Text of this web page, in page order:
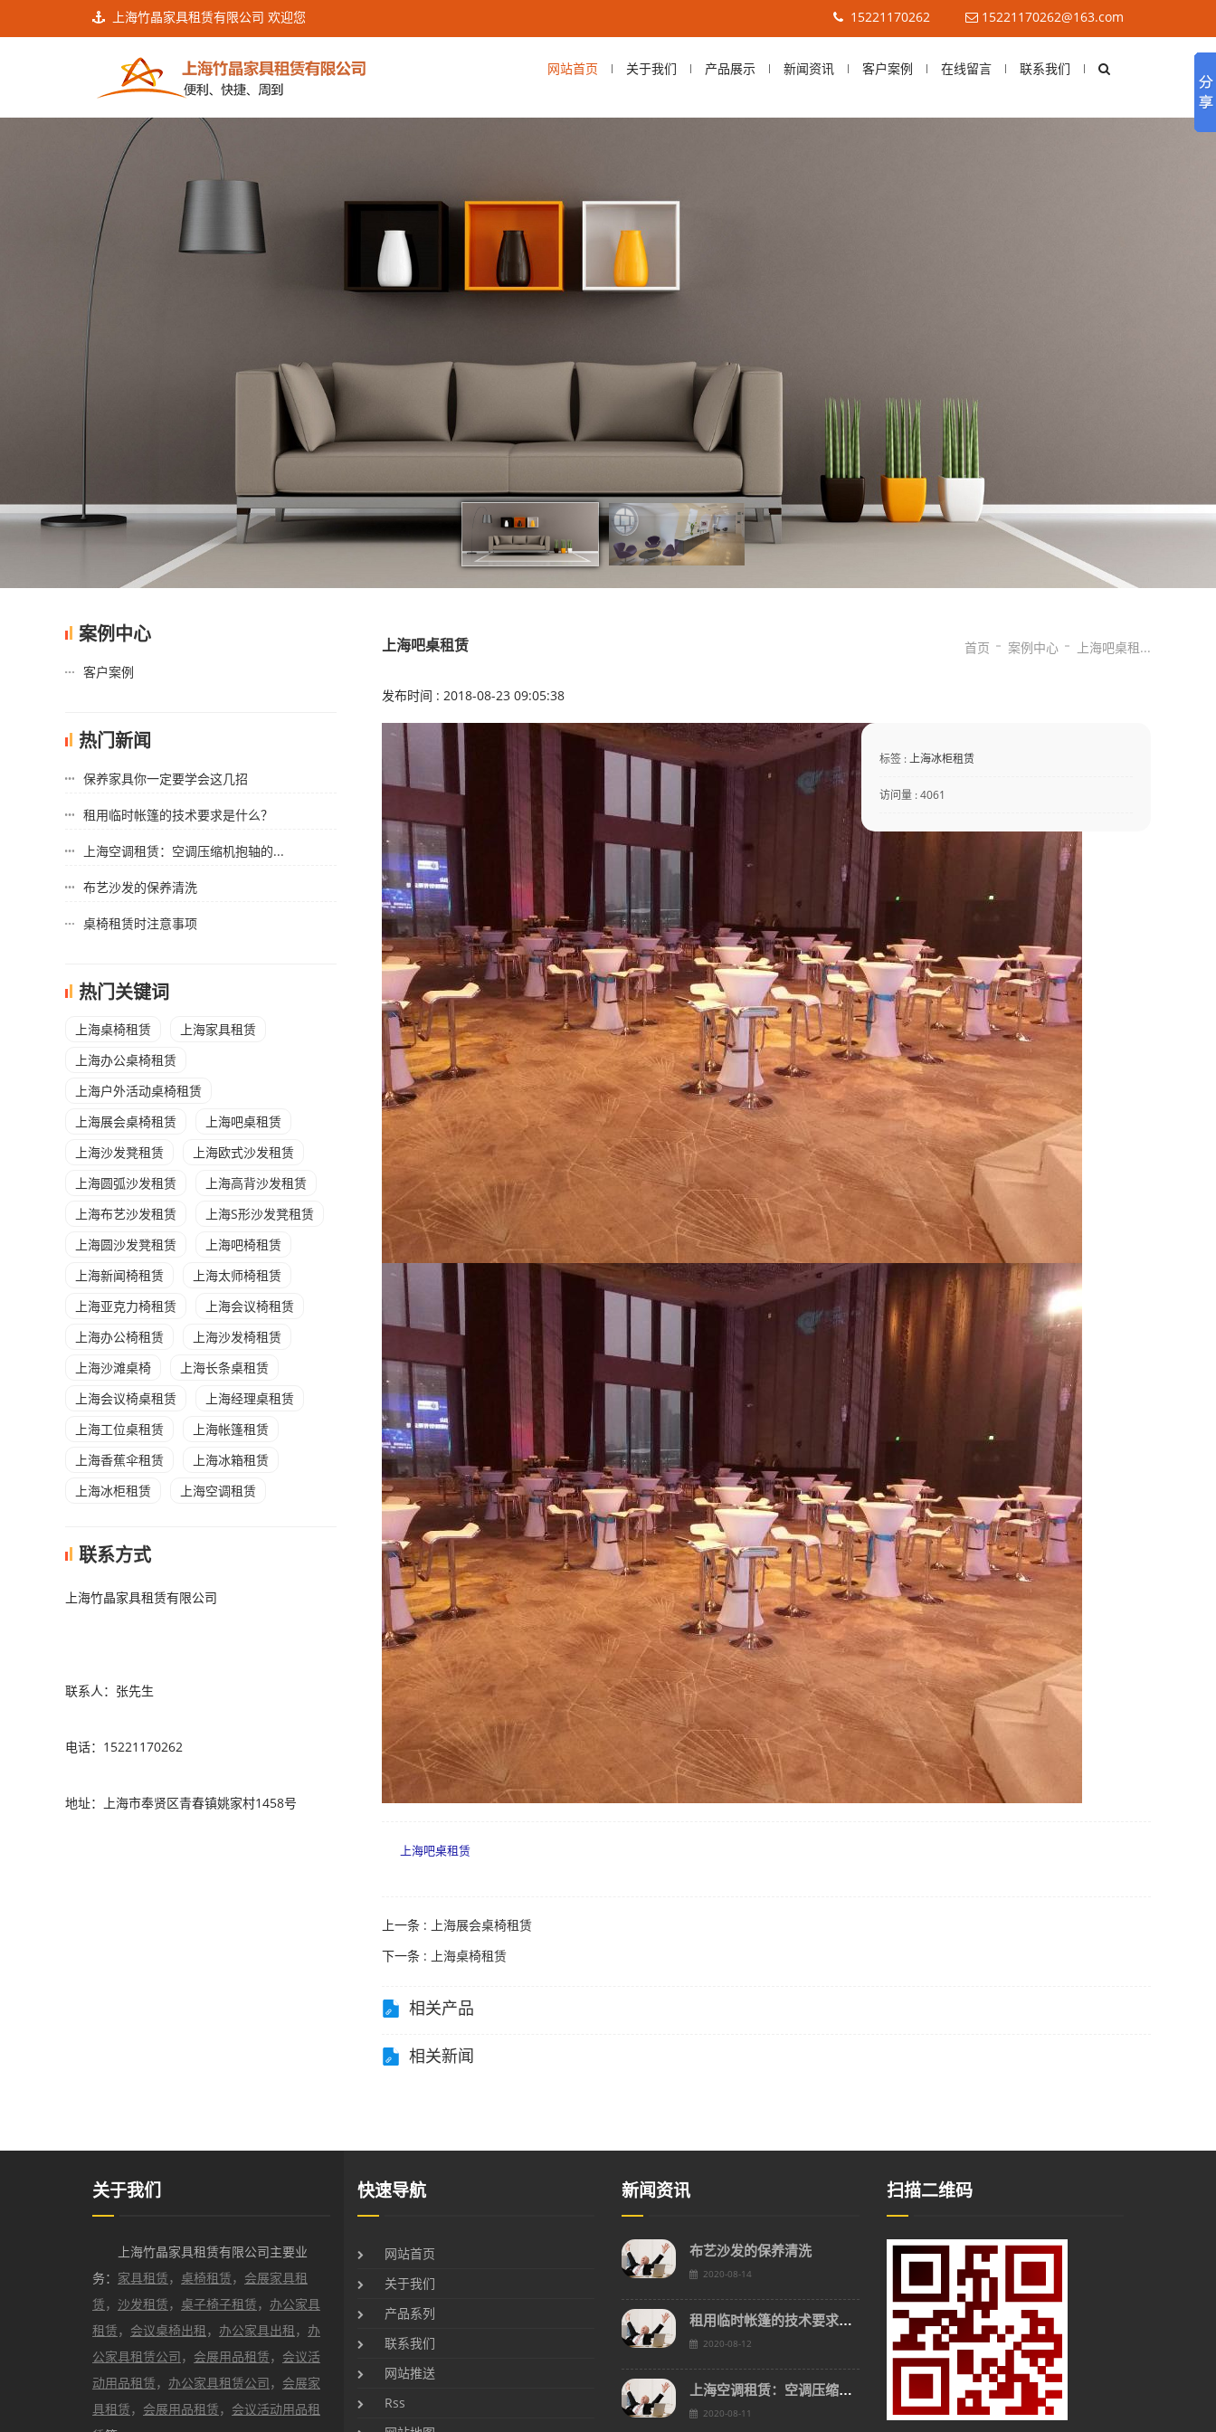
上海竹晶家具租赁有限公司 欢迎您 15221170262 15221170262@163.com
网站首页 关于我们 产品展示 新闻资讯 客户案例 在线留言 联系我们
案例中心
客户案例
热门新闻
保养家具你一定要学会这几招
租用临时帐篷的技术要求是什么？
上海空调租赁​：空调压缩机抱轴的...
布艺沙发的保养清洗
桌椅租赁时注意事项
热门关键词
上海桌椅租赁
上海家具租赁
上海办公桌椅租赁
上海户外活动桌椅租赁
上海展会桌椅租赁
上海吧桌租赁
上海沙发凳租赁
上海欧式沙发租赁
上海圆弧沙发租赁
上海高背沙发租赁
上海布艺沙发租赁
上海S形沙发凳租赁
上海圆沙发凳租赁
上海吧椅租赁
上海新闻椅租赁
上海太师椅租赁
上海亚克力椅租赁
上海会议椅租赁
上海办公椅租赁
上海沙发椅租赁
上海沙滩桌椅
上海长条桌租赁
上海会议椅桌租赁
上海经理桌租赁
上海工位桌租赁
上海帐篷租赁
上海香蕉伞租赁
上海冰箱租赁
上海冰柜租赁
上海空调租赁
联系方式
上海竹晶家具租赁有限公司
联系人：张先生
电话：15221170262
地址：上海市奉贤区青春镇姚家村1458号
上海吧桌租赁
发布时间 : 2018-08-23 09:05:38
首页 案例中心 上海吧桌租...
标签 :上海冰柜租赁
访问量 : 4061
上海吧桌租赁
上一条 : 上海展会桌椅租赁
下一条 : 上海桌椅租赁
相关产品
相关新闻
关于我们
上海竹晶家具租赁有限公司主要业
务： 家具租赁 ， 桌椅租赁 ， 会展家具租
赁 ， 沙发租赁 ， 桌子椅子租赁 ， 办公家具
租赁 ， 会议桌椅出租 ， 办公家具出租 ， 办
公家具租赁公司 ， 会展用品租赁 ， 会议活
动用品租赁 ， 办公家具租赁公司 ， 会展家
具租赁 ， 会展用品租赁 ， 会议活动用品租
快速导航
网站首页
关于我们
产品系列
联系我们
网站推送
Rss
新闻资讯
布艺沙发的保养清洗
2020-08-14
租用临时帐篷的技术要求是什么？
2020-08-12
上海空调租赁​：空调压缩机抱轴的有效解决方案
2020-08-11
扫描二维码